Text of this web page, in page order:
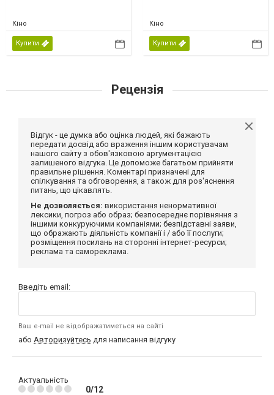
Кіно
Купити
Кіно
Купити
Рецензія
Відгук - це думка або оцінка людей, які бажають
передати досвід або враження іншим користувачам
нашого сайту з обов'язковою аргументацією
залишеного відгука. Це допоможе багатьом прийняти
правильне рішення. Коментарі призначені для
спілкування та обговорення, а також для роз'яснення
питань, що цікавлять.
Не дозволяється: використання ненормативної
лексики, погроз або образ; безпосереднє порівняння з
іншими конкуруючими компаніями; безпідставні заяви,
що ображають діяльність компанії і / або її послуги;
розміщення посилань на сторонні інтернет-ресурси;
реклама та самореклама.
Введіть email:
Ваш e-mail не відображатиметься на сайті
або Авторизуйтесь для написання відгуку
Актуальність
0/12